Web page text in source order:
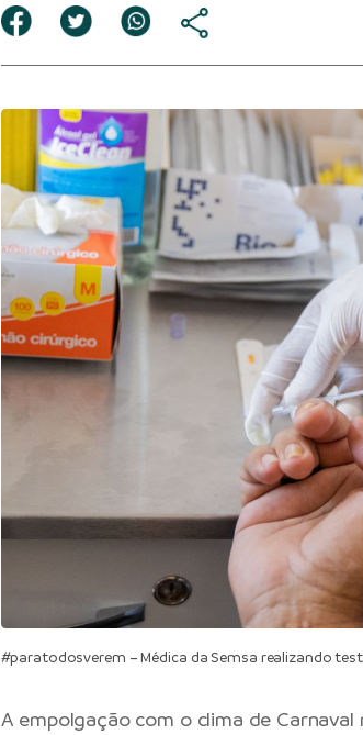
#paratodosverem – Médica da Semsa realizando
A empolgação com o clima de